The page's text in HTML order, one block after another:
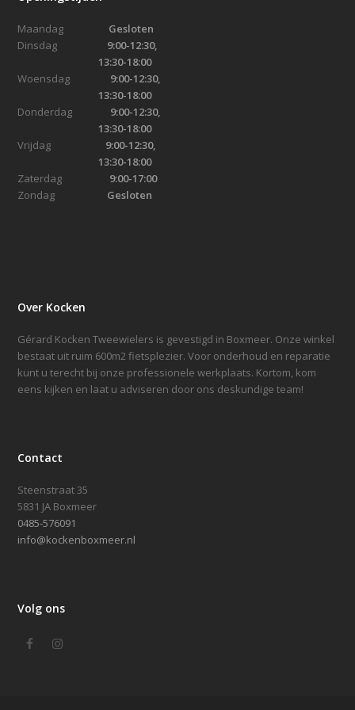
Maandag Gesloten
Dinsdag 9:00-12:30,
13:30-18:00
Woensdag
9:00-12:30,
13:30-18:00
Donderdag 9:00-12:30,
13:30-18:00
Vrijdag 9:00-12:30,
13:30-18:00
Zaterdag 9:00-17:00
Zondag Gesloten
Over Kocken
Gérard Kocken Tweewielers is gevestigd in Boxmeer. Onze winkel
bestaat uit ruim 600m2 fietsplezier. Voor onderhoud en reparatie
kunt u terecht bij onze professionele werkplaats. Kortom, kom
eens kijken en laat u adviseren door ons deskundige team!
Contact
Steenstraat 35
5831 JA Boxmeer
0485-576091
info@kockenboxmeer.nl
Volg ons
FacebookInstagram